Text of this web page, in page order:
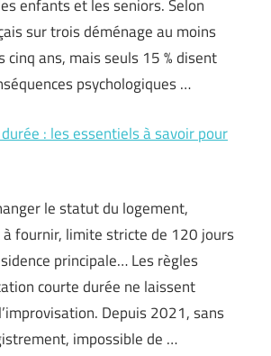
enfants et les seniors. Selon
sur trois déménage au moins
cinq ans, mais seuls 15 % disent
psychologiques …
: les essentiels à savoir pour
le statut du logement,
fournir, limite stricte de 120 jours
principale… Les règles
courte durée ne laissent
Depuis 2021, sans
impossible de …